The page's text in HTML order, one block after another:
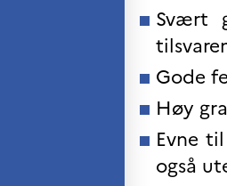
PHC Aurora
Åsgard
Stipender
Arctic
FINA Award
France
Programme
Svært
Gode
Høy
Evne
også